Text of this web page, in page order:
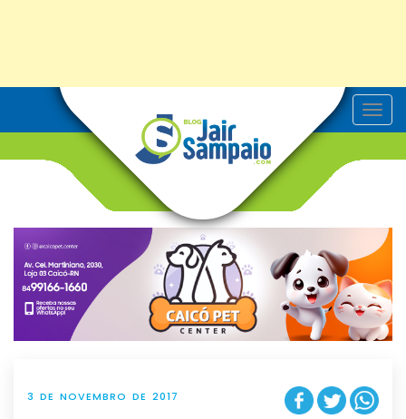
T
o
v
g
t
i
o
n
3 DE NOVEMBRO DE 2017